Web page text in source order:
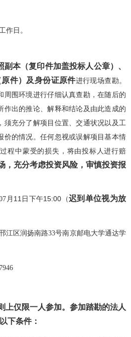
作日。
副本（复印件加盖投标人公章）、
件）及身份证原件进行现场查勘。
周围环境进行仔细认真查勘，在随后的
作出的推论、解释和结论及由此造成的
须充分了解项目位置、交通状况以及工
价的情况。任何忽视或误解项目基本情
程中蒙受的损失，将由投标人进行赔
，充分考虑投资风险，审慎投资报
月 11 日下午15:00（迟到单位视为放
江区润扬南路33号南京邮电大学通达学
上仅限一人参加。参加踏勘的法人
下条件：